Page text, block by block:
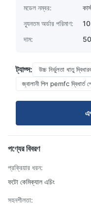
মডেল নম্বর:
ন্যূনতম অর্ডার পরিমাণ:
10
দাম:
ট্যাগ্স: উচ্চ নির্ভুলতা ধাতু
জ্বালানী পিল pemfc দ্বিধার্ত
পণ্যের বিবরণ
প্রক্রিয়ার ধরন:
ফটো কেমিক্যাল এচিং
সহনশীলতা: